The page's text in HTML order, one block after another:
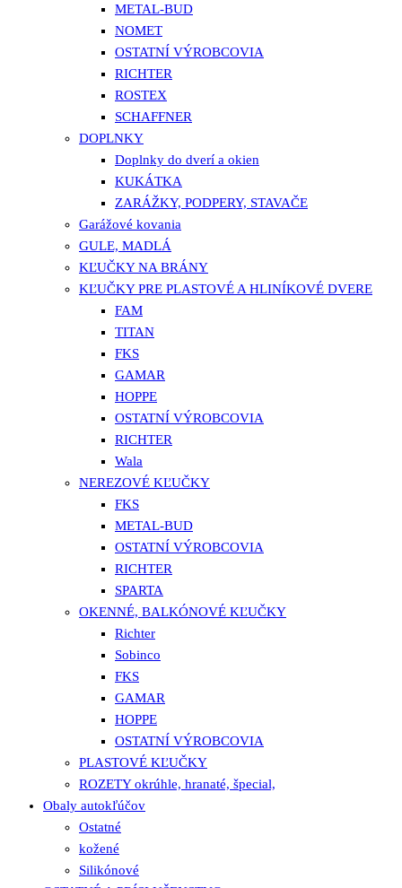
METAL-BUD
NOMET
OSTATNÍ VÝROBCOVIA
RICHTER
ROSTEX
SCHAFFNER
DOPLNKY
Doplnky do dverí a okien
KUKÁTKA
ZARÁŽKY, PODPERY, STAVAČE
Garážové kovania
GULE, MADLÁ
KĽUČKY NA BRÁNY
KĽUČKY PRE PLASTOVÉ A HLINÍKOVÉ DVERE
FAM
TITAN
FKS
GAMAR
HOPPE
OSTATNÍ VÝROBCOVIA
RICHTER
Wala
NEREZOVÉ KĽUČKY
FKS
METAL-BUD
OSTATNÍ VÝROBCOVIA
RICHTER
SPARTA
OKENNÉ, BALKÓNOVÉ KĽUČKY
Richter
Sobinco
FKS
GAMAR
HOPPE
OSTATNÍ VÝROBCOVIA
PLASTOVÉ KĽUČKY
ROZETY okrúhle, hranaté, špecial,
Obaly autokľúčov
Ostatné
kožené
Silikónové